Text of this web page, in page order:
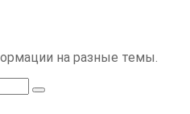
на разные темы.